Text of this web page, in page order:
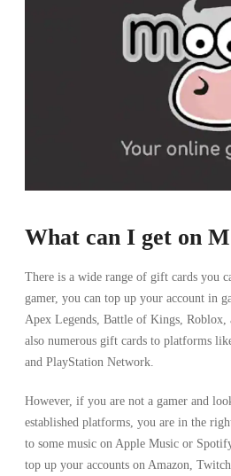
What can I get on
There is a wide range of gift cards you
gamer, you can top up your account in
Apex Legends, Battle of Kings,
also numerous gift cards to platforms
and PlayStation Network.
However, if you are not a gamer and
established platforms, you are in the
to some music on Apple Music or
top up your accounts on Amazon,